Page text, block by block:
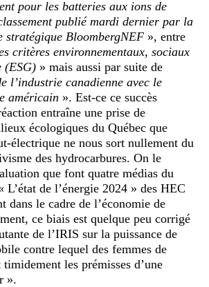
pour les batteries aux ions de
publié mardi dernier par la
stratégique BloombergNEF », entre
critères environnementaux, sociaux
(ESG) » mais aussi par suite de
l’industrie canadienne avec le
américain ». Est-ce ce succès
entraîne une prise de
écologiques du Québec que
électrique ne nous sort nullement du
des hydrocarbures. On le
que font quatre médias du
L’état de l’énergie 2024 » des HEC
dans le cadre de l’économie de
ce biais est quelque peu corrigé
de l’IRIS sur la puissance de
contre lequel des femmes de
timidement les prémisses d’une
».